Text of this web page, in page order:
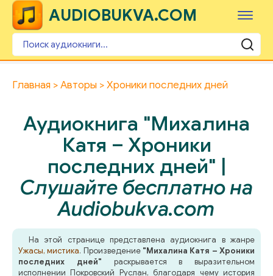
AUDIOBUKVA.COM
Главная Авторы Хроники последних дней
Аудиокнига "Михалина
Катя – Хроники
последних дней" |
Слушайте бесплатно на
Audiobukva.com
На этой странице представлена аудиокнига в жанре
Ужасы, мистика. Произведение "Михалина Катя – Хроники
последних дней" раскрывается в выразительном
исполнении Покровский Руслан, благодаря чему история